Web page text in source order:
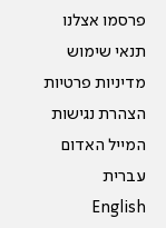
פרסמו אצלנו
תנאי שימוש
מדיניות פרטיות
הצהרת נגישות
המייל האדום
עברית
English